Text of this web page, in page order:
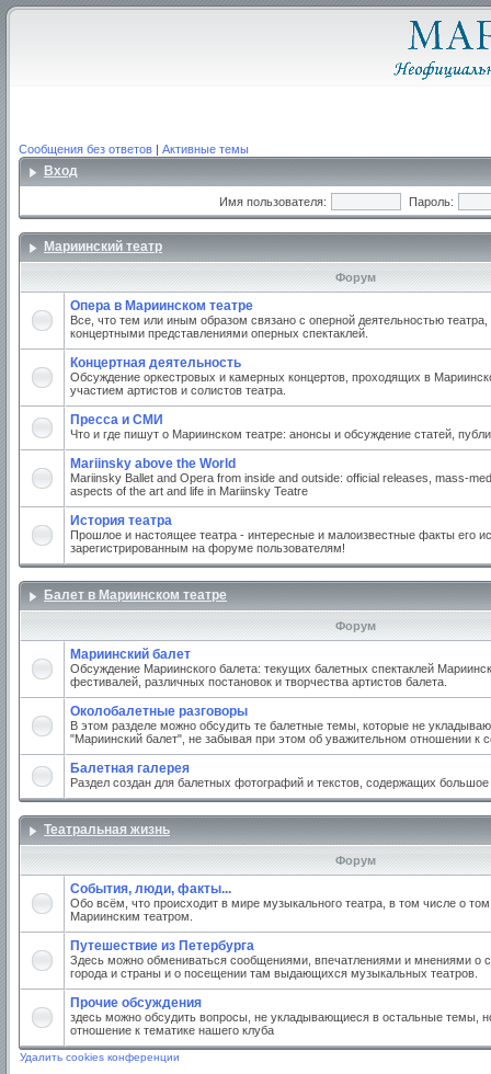
Сообщения без ответов | Активные темы
Вход
Имя пользователя: Пароль:
Мариинский театр
Форум
Опера в Мариинском театре
Все, что тем или иным образом связано с оперной деятельностью
концертными представлениями оперных спектаклей.
Концертная деятельность
Обсуждение оркестровых и камерных концертов, проходящих в
участием артистов и солистов театра.
Пресса и СМИ
Что и где пишут о Мариинском театре: анонсы и обсуждение статей,
Mariinsky above the World
Mariinsky Ballet and Opera from inside and outside: official releases, mass-
aspects of the art and life in Mariinsky Teatre
История театра
Прошлое и настоящее театра - интересные и малоизвестные факты его
зарегистрированным на форуме пользователям!
Балет в Мариинском театре
Форум
Мариинский балет
Обсуждение Мариинского балета: текущих балетных спектаклей
фестивалей, различных постановок и творчества артистов балета.
Околобалетные разговоры
В этом разделе можно обсудить те балетные темы, которые не
"Мариинский балет", не забывая при этом об уважительном отношении к
Балетная галерея
Раздел создан для балетных фотографий и текстов, содержащих
Театральная жизнь
Форум
События, люди, факты...
Обо всём, что происходит в мире музыкального театра, в том числе о
Мариинским театром.
Путешествие из Петербурга
Здесь можно обмениваться сообщениями, впечатлениями и мнениями о
города и страны и о посещении там выдающихся музыкальных театров.
Прочие обсуждения
здесь можно обсудить вопросы, не укладывающиеся в остальные темы,
отношение к тематике нашего клуба
Удалить cookies конференции